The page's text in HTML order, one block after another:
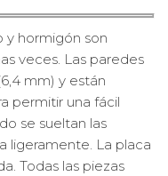
y hormigón son
veces. Las paredes
mm) y están
permitir una fácil
se sueltan las
ligeramente. La placa
Todas las piezas